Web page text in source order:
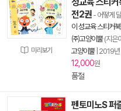
미리보기
전2권 - 어떻게
이 성교육 스티커북
㈜고양이뿔(지은
고양이뿔| 2019
12,000원
품절
펜토미노S 퍼